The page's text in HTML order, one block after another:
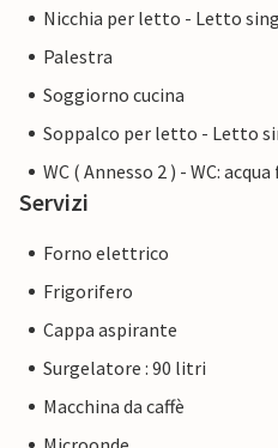
Nicchia per letto - Letto
Palestra
Soggiorno cucina
Soppalco per letto - Letto
WC ( Annesso 2 ) - WC:
Servizi
Forno elettrico
Frigorifero
Cappa aspirante
Surgelatore : 90 litri
Macchina da caffè